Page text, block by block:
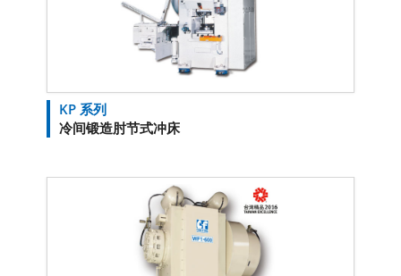
KP 系列
冷间锻造肘节式冲床